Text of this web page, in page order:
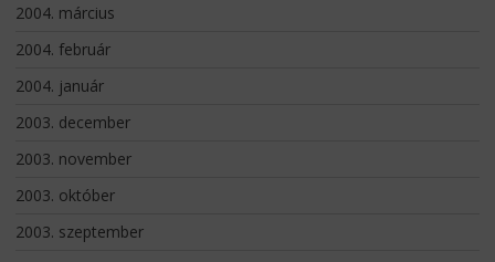
2004. március
2004. február
2004. január
2003. december
2003. november
2003. október
2003. szeptember